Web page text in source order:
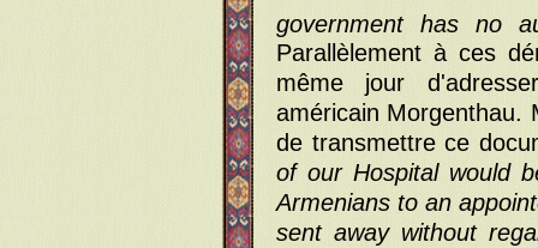
government has no
Parallèlement à ces
même jour
américain Morgenthau.
de transmettre ce
of our Hospital would
Armenians to an
sent away without